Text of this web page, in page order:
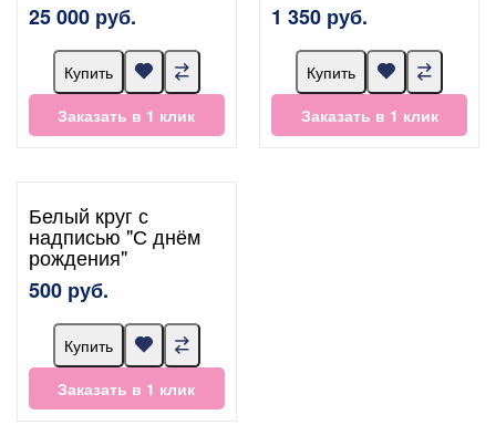
25 000 руб.
Купить
Заказать в 1 клик
1 350 руб.
Купить
Заказать в 1 клик
Белый круг с
надписью "С днём
рождения"
500 руб.
Купить
Заказать в 1 клик